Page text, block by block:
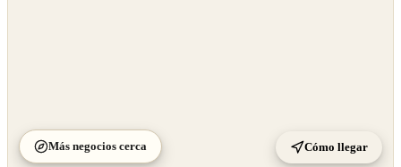
Más negocios cerca Cómo llegar